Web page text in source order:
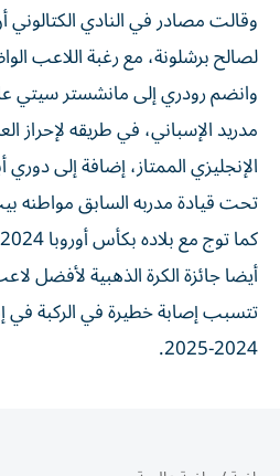
وقالت مصادر في النادي الكتالوني
لصالح برشلونة، مع رغبة اللاعب
مدريد الإسباني، في طريقه لإحراز
تحت قيادة مدربه السابق مواطنه
أيضا جائزة الكرة الذهبية لأفضل
تتسبب إصابة خطيرة في الركبة
2024-2025.